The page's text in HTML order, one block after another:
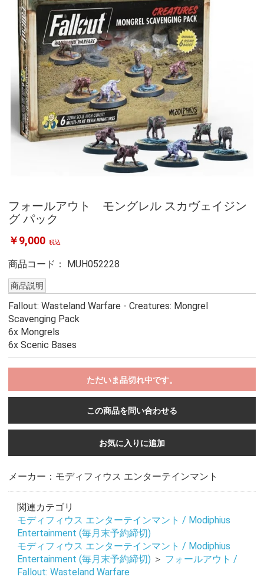
フォールアウト モングレル スカヴェイジン
グ パック
￥9,000 税込
商品コード： MUH052228
商品説明
Fallout: Wasteland Warfare - Creatures: Mongrel
Scavenging Pack
6x Mongrels
6x Scenic Bases
ただいま品切れ中です。
この商品を問い合わせる
お気に入りに追加
メーカー：モディフィウス エンターテインマント
関連カテゴリ
モディフィウス エンターテインマント / Modiphius
Entertainment (毎月末予約締切)
モディフィウス エンターテインマント / Modiphius
Entertainment (毎月末予約締切) ＞ フォールアウト /
Fallout: Wasteland Warfare